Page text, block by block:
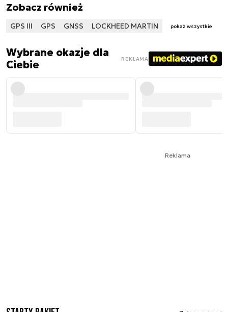
Zobacz również
GPS III GPS GNSS LOCKHEED MARTIN pokaż wszystkie
Wybrane okazje dla
Ciebie
REKLAMA
Reklama